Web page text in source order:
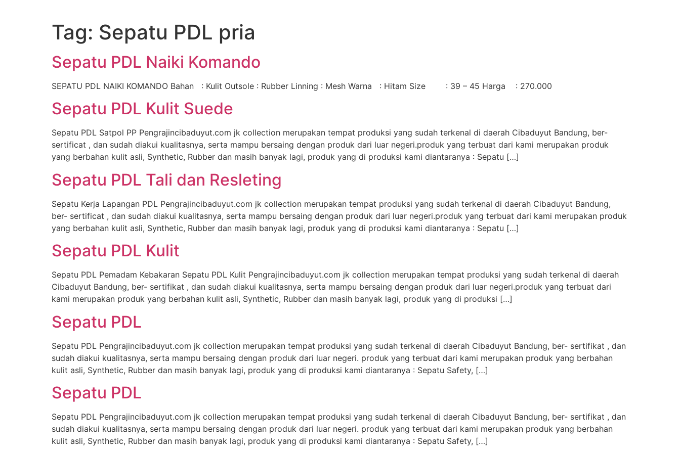
Tag: Sepatu PDL pria
Sepatu PDL Naiki Komando
SEPATU PDL NAIKI KOMANDO Bahan : Kulit Outsole : Rubber Linning : Mesh Warna : Hitam Size : 39 – 45 Harga : 270.000
Sepatu PDL Kulit Suede
Sepatu PDL Satpol PP Pengrajincibaduyut.com jk collection merupakan tempat produksi yang sudah terkenal di daerah Cibaduyut Bandung, ber-
sertificat , dan sudah diakui kualitasnya, serta mampu bersaing dengan produk dari luar negeri.produk yang terbuat dari kami merupakan produk
yang berbahan kulit asli, Synthetic, Rubber dan masih banyak lagi, produk yang di produksi kami diantaranya : Sepatu […]
Sepatu PDL Tali dan Resleting
Sepatu Kerja Lapangan PDL Pengrajincibaduyut.com jk collection merupakan tempat produksi yang sudah terkenal di daerah Cibaduyut Bandung,
ber- sertificat , dan sudah diakui kualitasnya, serta mampu bersaing dengan produk dari luar negeri.produk yang terbuat dari kami merupakan produk
yang berbahan kulit asli, Synthetic, Rubber dan masih banyak lagi, produk yang di produksi kami diantaranya : Sepatu […]
Sepatu PDL Kulit
Sepatu PDL Pemadam Kebakaran Sepatu PDL Kulit Pengrajincibaduyut.com jk collection merupakan tempat produksi yang sudah terkenal di daerah
Cibaduyut Bandung, ber- sertifikat , dan sudah diakui kualitasnya, serta mampu bersaing dengan produk dari luar negeri.produk yang terbuat dari
kami merupakan produk yang berbahan kulit asli, Synthetic, Rubber dan masih banyak lagi, produk yang di produksi […]
Sepatu PDL
Sepatu PDL Pengrajincibaduyut.com jk collection merupakan tempat produksi yang sudah terkenal di daerah Cibaduyut Bandung, ber- sertifikat , dan
sudah diakui kualitasnya, serta mampu bersaing dengan produk dari luar negeri. produk yang terbuat dari kami merupakan produk yang berbahan
kulit asli, Synthetic, Rubber dan masih banyak lagi, produk yang di produksi kami diantaranya : Sepatu Safety, […]
Sepatu PDL
Sepatu PDL Pengrajincibaduyut.com jk collection merupakan tempat produksi yang sudah terkenal di daerah Cibaduyut Bandung, ber- sertifikat , dan
sudah diakui kualitasnya, serta mampu bersaing dengan produk dari luar negeri. produk yang terbuat dari kami merupakan produk yang berbahan
kulit asli, Synthetic, Rubber dan masih banyak lagi, produk yang di produksi kami diantaranya : Sepatu Safety, […]